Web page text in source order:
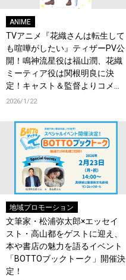
ANIME
TVアニメ『花織さんは転生して
も喧嘩がしたい』ティザーPV公
開！鳴神流星役は福山潤、花織
ミーティア役は関根明良に決
定！キャスト＆監督よりコメン
ト到着！
2026/1/22
地域プロモーション
文筆家・松浦弥太郎×エッセイ
スト・高山都をゲストに迎え、
本や書店の魅力を語るイベント
「BOTTOブックトーク」開催決
定！